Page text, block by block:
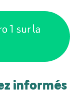
1 sur la
informés